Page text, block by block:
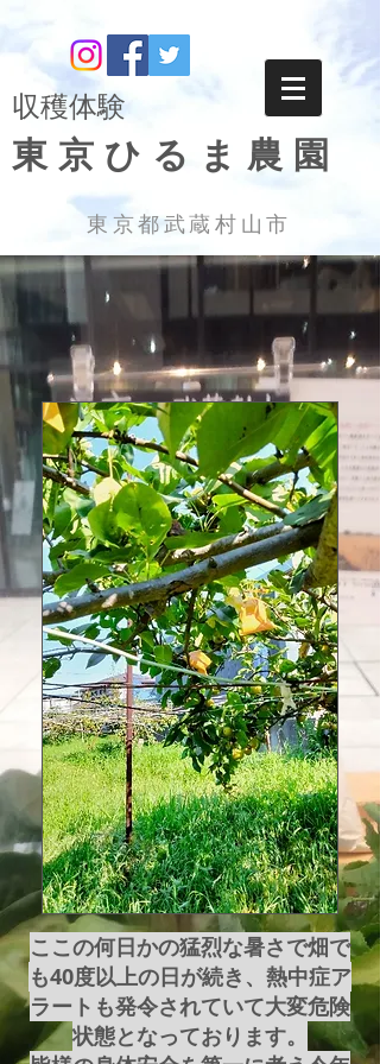
​収穫体験
東京ひるま農園
東京都武蔵村山市
​ここの何日かの猛烈な暑さで畑で
も40度以上の日が続き、熱中症ア
ラートも発令されていて大変危険
状態となっております。